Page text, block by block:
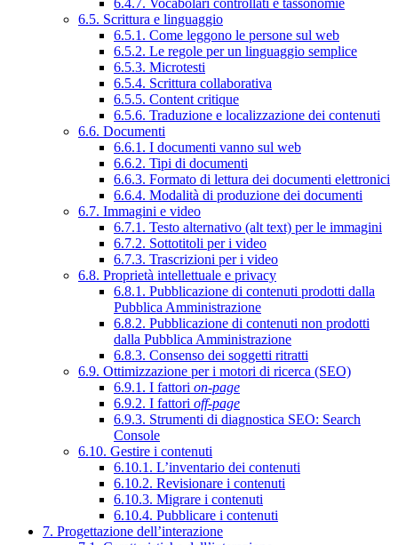
6.5. Scrittura e linguaggio
6.5.1. Come leggono le persone sul web
6.5.2. Le regole per un linguaggio semplice
6.5.3. Microtesti
6.5.4. Scrittura collaborativa
6.5.5. Content critique
6.5.6. Traduzione e localizzazione dei contenuti
6.6. Documenti
6.6.1. I documenti vanno sul web
6.6.2. Tipi di documenti
6.6.3. Formato di lettura dei documenti elettronici
6.6.4. Modalità di produzione dei documenti
6.7. Immagini e video
6.7.1. Testo alternativo (alt text) per le immagini
6.7.2. Sottotitoli per i video
6.7.3. Trascrizioni per i video
6.8. Proprietà intellettuale e privacy
6.8.1. Pubblicazione di contenuti prodotti dalla
Pubblica Amministrazione
6.8.2. Pubblicazione di contenuti non prodotti
dalla Pubblica Amministrazione
6.8.3. Consenso dei soggetti ritratti
6.9. Ottimizzazione per i motori di ricerca (SEO)
6.9.1. I fattori on-page
6.9.2. I fattori off-page
6.9.3. Strumenti di diagnostica SEO: Search
Console
6.10. Gestire i contenuti
6.10.1. L’inventario dei contenuti
6.10.2. Revisionare i contenuti
6.10.3. Migrare i contenuti
6.10.4. Pubblicare i contenuti
7. Progettazione dell’interazione